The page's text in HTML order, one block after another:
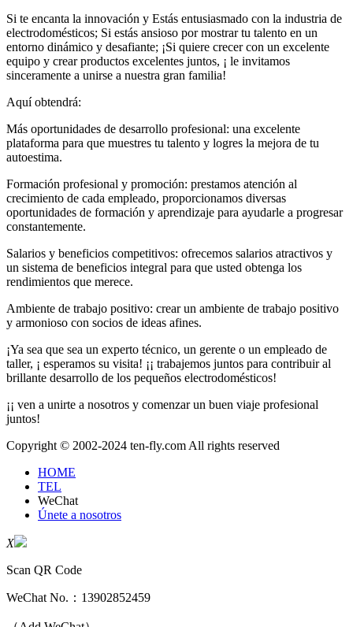
Si te encanta la innovación y Estás entusiasmado con la industria de
electrodomésticos; Si estás ansioso por mostrar tu talento en un
entorno dinámico y desafiante; ¡Si quiere crecer con un excelente
equipo y crear productos excelentes juntos, ¡ le invitamos
sinceramente a unirse a nuestra gran familia!
Aquí obtendrá:
Más oportunidades de desarrollo profesional: una excelente
plataforma para que muestres tu talento y logres la mejora de tu
autoestima.
Formación profesional y promoción: prestamos atención al
crecimiento de cada empleado, proporcionamos diversas
oportunidades de formación y aprendizaje para ayudarle a progresar
constantemente.
Salarios y beneficios competitivos: ofrecemos salarios atractivos y
un sistema de beneficios integral para que usted obtenga los
rendimientos que merece.
Ambiente de trabajo positivo: crear un ambiente de trabajo positivo
y armonioso con socios de ideas afines.
¡Ya sea que sea un experto técnico, un gerente o un empleado de
taller, ¡ esperamos su visita! ¡¡ trabajemos juntos para contribuir al
brillante desarrollo de los pequeños electrodomésticos!
¡¡ ven a unirte a nosotros y comenzar un buen viaje profesional
juntos!
Copyright © 2002-2024 ten-fly.com All rights reserved
HOME
TEL
WeChat
Únete a nosotros
X
Scan QR Code
WeChat No.： 13902852459